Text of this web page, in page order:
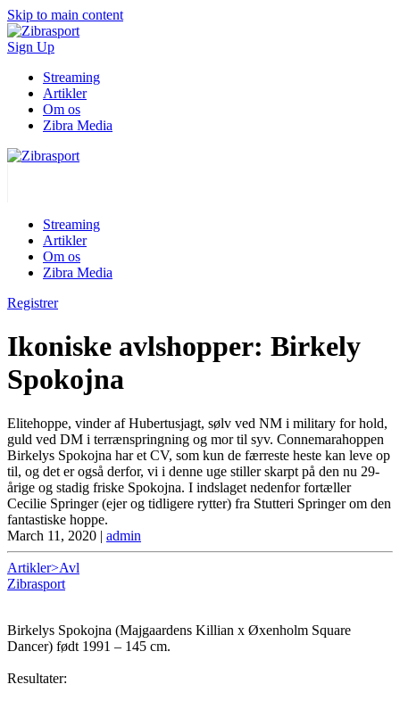
Skip to main content
Sign Up
Streaming
Artikler
Om os
Zibra Media
Streaming
Artikler
Om os
Zibra Media
Registrer
Ikoniske avlshopper: Birkely
Spokojna
Elitehoppe, vinder af Hubertusjagt, sølv ved NM i military for hold,
guld ved DM i terrænspringning og mor til syv. Connemarahoppen
Birkelys Spokojna har et CV, som kun de færreste heste kan leve op
til, og det er også derfor, vi i denne uge stiller skarpt på den nu 29-
årige og stadig friske Spokojna. I indslaget nedenfor fortæller
Cecilie Springer (ejer og tidligere rytter) fra Stutteri Springer om den
fantastiske hoppe.
March 11, 2020 | admin
Artikler>Avl
Zibrasport
Birkelys Spokojna (Majgaardens Killian x Øxenholm Square
Dancer) født 1991 – 145 cm.
Resultater: